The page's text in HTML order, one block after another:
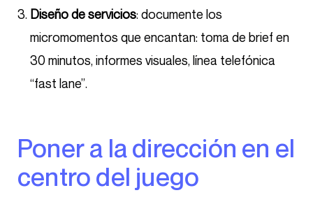
Diseño de servicios: documente los
micromomentos que encantan: toma de brief en
30 minutos, informes visuales, línea telefónica
“fast lane”.
Poner a la dirección en el
centro del juego